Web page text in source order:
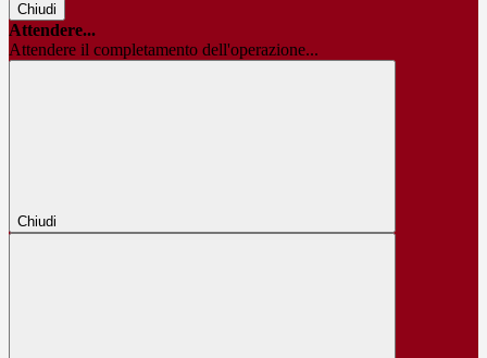
Chiudi
Attendere...
Attendere il completamento dell'operazione...
Chiudi